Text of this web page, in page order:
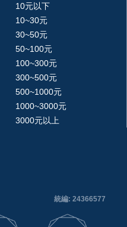
10元以下
10~30元
30~50元
50~100元
100~300元
300~500元
500~1000元
1000~3000元
3000元以上
統編: 24366577